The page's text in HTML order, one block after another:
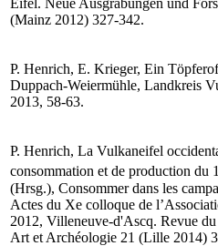
Eifel. Neue Ausgrabungen und
(Mainz 2012) 327-342.
P. Henrich, E. Krieger, Ein
Duppach-Weiermühle, Landkreis
2013, 58-63.
P. Henrich, La Vulkaneifel
consommation et de production du 1
(Hrsg.), Consommer dans les
Actes du Xe colloque de
2012, Villeneuve-d'Ascq. Revue
Art et Archéologie 21 (Lille 2014)